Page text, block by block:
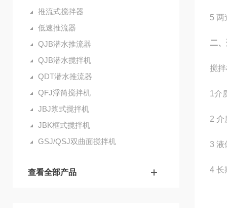
推流式搅拌器
低速推流器
QJB潜水推流器
QJB潜水搅拌机
QDT潜水推流器
QFJ浮筒搅拌机
JBJ浆式搅拌机
JBK框式搅拌机
GSJ/QSJ双曲面搅拌机
查看全部产品
5 两
二、
搅
1介
2 介
3 液
4 长